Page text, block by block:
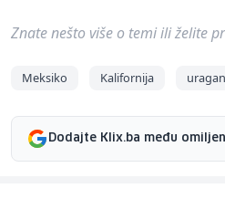
Znate nešto više o temi ili želite
Meksiko Kalifornija uragan
Dodajte Klix.ba među